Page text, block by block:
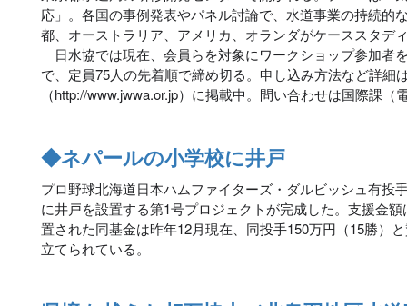
応」。各国の事例発表やパネル討論で、水道事業の持続的
都、オーストラリア、アメリカ、オランダがケーススタデ
日水協では現在、会員らを対象にワークショップ参加者
で、定員75人の先着順で締め切る。申し込み方法など詳細
（http://www.jwwa.or.jp）に掲載中。問い合わせは国際課（
◆ネパールの小学校に井戸
プロ野球北海道日本ハムファイターズ・ダルビッシュ有投
に井戸を設置する第1号プロジェクトが完成した。支援金
置された同基金は昨年12月現在、同投手150万円（15勝）
立てられている。